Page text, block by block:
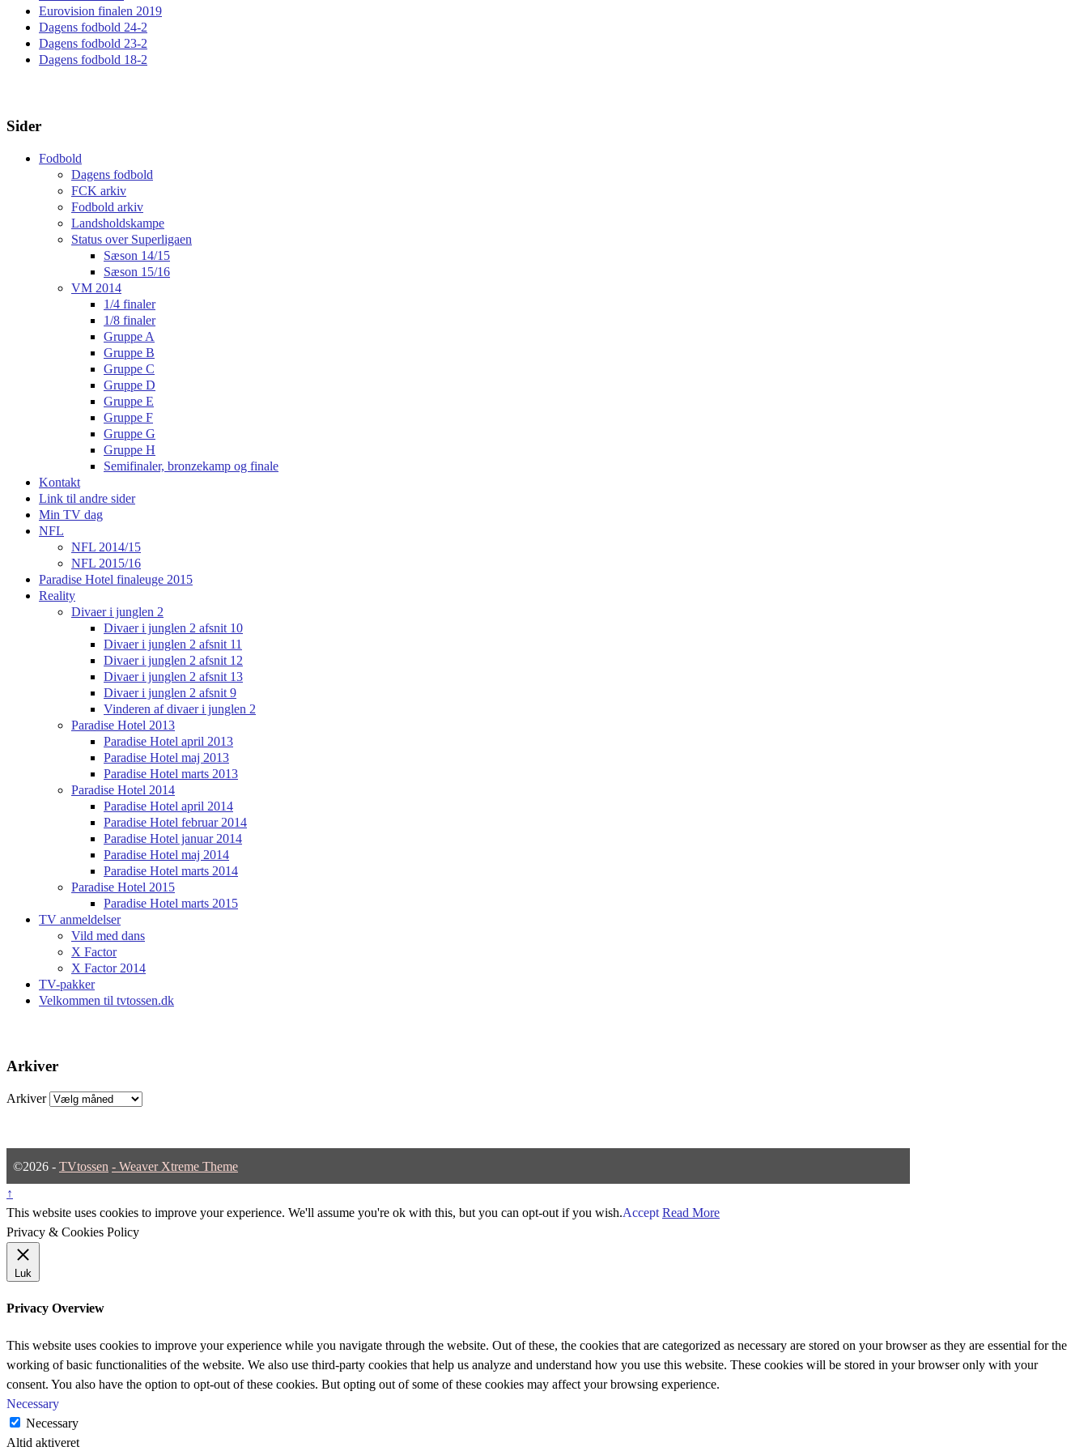
Eurovision finalen 2019
Dagens fodbold 24-2
Dagens fodbold 23-2
Dagens fodbold 18-2
Sider
Fodbold
Dagens fodbold
FCK arkiv
Fodbold arkiv
Landsholdskampe
Status over Superligaen
Sæson 14/15
Sæson 15/16
VM 2014
1/4 finaler
1/8 finaler
Gruppe A
Gruppe B
Gruppe C
Gruppe D
Gruppe E
Gruppe F
Gruppe G
Gruppe H
Semifinaler, bronzekamp og finale
Kontakt
Link til andre sider
Min TV dag
NFL
NFL 2014/15
NFL 2015/16
Paradise Hotel finaleuge 2015
Reality
Divaer i junglen 2
Divaer i junglen 2 afsnit 10
Divaer i junglen 2 afsnit 11
Divaer i junglen 2 afsnit 12
Divaer i junglen 2 afsnit 13
Divaer i junglen 2 afsnit 9
Vinderen af divaer i junglen 2
Paradise Hotel 2013
Paradise Hotel april 2013
Paradise Hotel maj 2013
Paradise Hotel marts 2013
Paradise Hotel 2014
Paradise Hotel april 2014
Paradise Hotel februar 2014
Paradise Hotel januar 2014
Paradise Hotel maj 2014
Paradise Hotel marts 2014
Paradise Hotel 2015
Paradise Hotel marts 2015
TV anmeldelser
Vild med dans
X Factor
X Factor 2014
TV-pakker
Velkommen til tvtossen.dk
Arkiver
Arkiver
©2026 - TVtossen - Weaver Xtreme Theme
↑
This website uses cookies to improve your experience. We'll assume you're ok with this, but you can opt-out if you wish.Accept Read More
Privacy & Cookies Policy
Luk
Privacy Overview
This website uses cookies to improve your experience while you navigate through the website. Out of these, the cookies that are categorized as necessary are stored on your browser as they are essential for the
working of basic functionalities of the website. We also use third-party cookies that help us analyze and understand how you use this website. These cookies will be stored in your browser only with your
consent. You also have the option to opt-out of these cookies. But opting out of some of these cookies may affect your browsing experience.
Necessary
Necessary
Altid aktiveret